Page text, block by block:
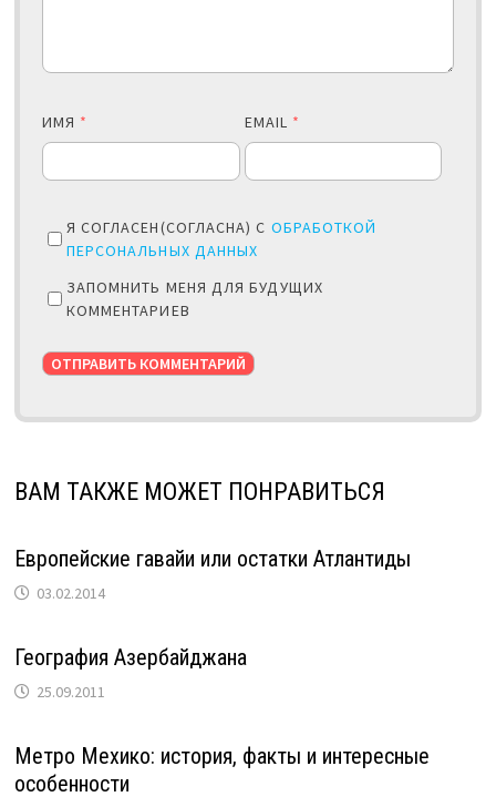
ИМЯ * EMAIL *
Я СОГЛАСЕН(СОГЛАСНА) С ОБРАБОТКОЙ
ПЕРСОНАЛЬНЫХ ДАННЫХ
ЗАПОМНИТЬ МЕНЯ ДЛЯ БУДУЩИХ
КОММЕНТАРИЕВ
ВАМ ТАКЖЕ МОЖЕТ ПОНРАВИТЬСЯ
Европейские гавайи или остатки Атлантиды
03.02.2014
География Азербайджана
25.09.2011
Метро Мехико: история, факты и интересные
особенности